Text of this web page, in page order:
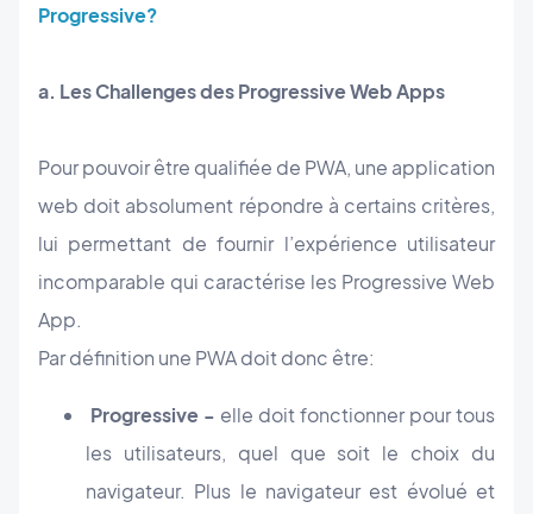
Progressive?
a. Les Challenges des Progressive Web Apps
Pour pouvoir être qualifiée de PWA, une application
web doit absolument répondre à certains critères,
lui permettant de fournir l’expérience utilisateur
incomparable qui caractérise les Progressive Web
App.
Par définition une PWA doit donc être:
Progressive - elle doit fonctionner pour tous
les utilisateurs, quel que soit le choix du
navigateur. Plus le navigateur est évolué et